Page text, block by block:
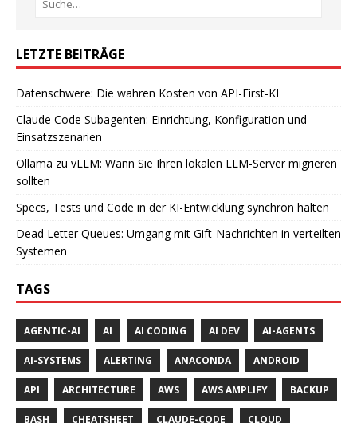
LETZTE BEITRÄGE
Datenschwere: Die wahren Kosten von API-First-KI
Claude Code Subagenten: Einrichtung, Konfiguration und
Einsatzszenarien
Ollama zu vLLM: Wann Sie Ihren lokalen LLM-Server migrieren
sollten
Specs, Tests und Code in der KI-Entwicklung synchron halten
Dead Letter Queues: Umgang mit Gift-Nachrichten in verteilten
Systemen
TAGS
AGENTIC-AI AI AI CODING AI DEV AI-AGENTS
AI-SYSTEMS ALERTING ANACONDA ANDROID
API ARCHITECTURE AWS AWS AMPLIFY BACKUP
BASH CHEATSHEET CLAUDE-CODE CLOUD